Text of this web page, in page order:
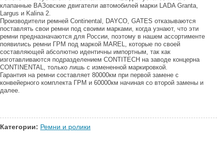
клапанные ВАЗовские двигатели автомобилей марки LADA Granta,
Largus и Kalina 2.
Производители ремней Continental, DAYCO, GATES отказываются
поставлять свои ремни под своими марками, когда узнают, что эти
ремни предназначаются для России, поэтому в нашем ассортименте
появились ремни ГРМ под маркой MAREL, которые по своей
составляющей абсолютно идентичны импортным, так как
изготавливаются подразделением CONTITECH на заводе концерна
CONTINENTAL, только лишь с измененной маркировкой.
Гарантия на ремни составляет 80000км при первой замене с
конвейерного комплекта ГРМ и 60000км начиная со второй замены и
далее.
Категории: Ремни и ролики